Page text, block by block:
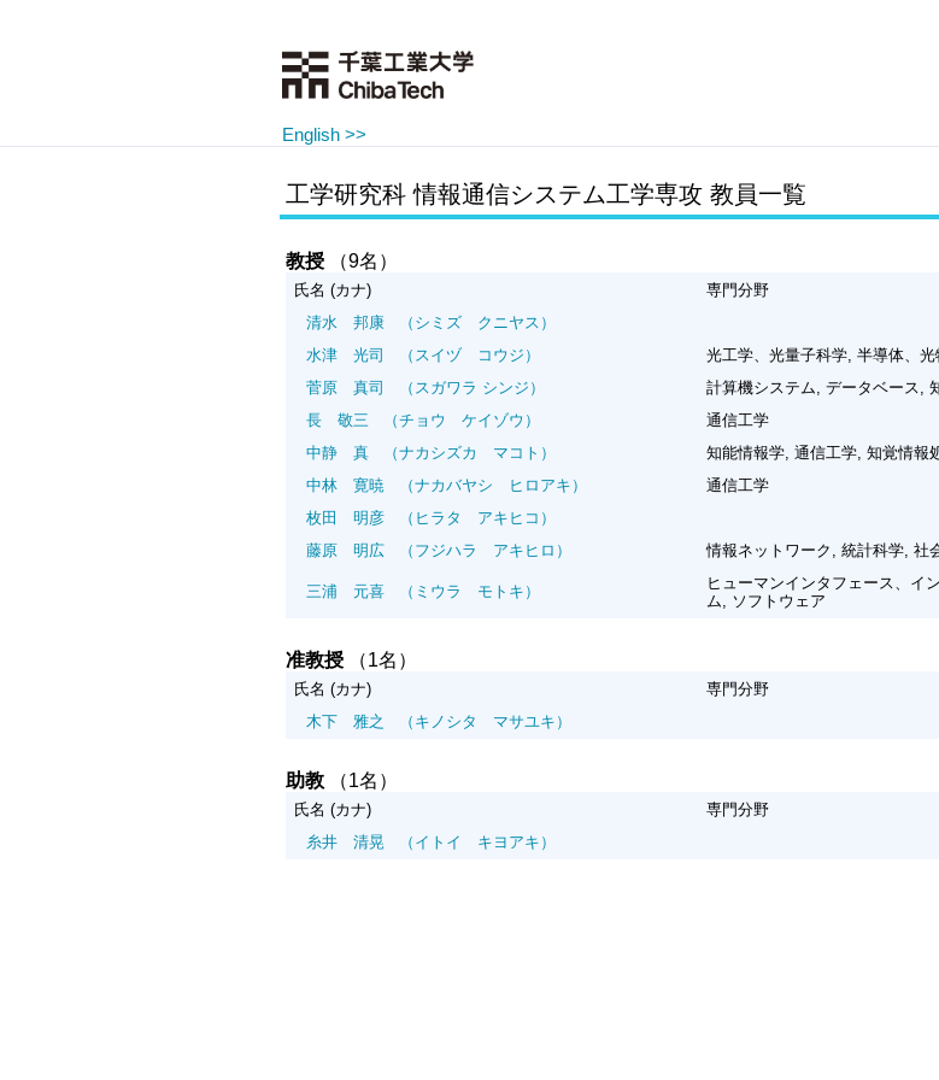
English >>
工学研究科 情報通信システム工学専攻 教員一覧
教授 （9名）
氏名 (カナ)
専門分野
清水 邦康
（シミズ クニヤス）
水津 光司
（スイヅ コウジ）
光工学、光量子科学, 半導体、
菅原 真司
（スガワラ シンジ）
計算機システム, データベース,
長 敬三
（チョウ ケイゾウ）
通信工学
中静 真
（ナカシズカ マコト）
知能情報学, 通信工学, 知覚情報
中林 寛暁
（ナカバヤシ ヒロアキ）
通信工学
枚田 明彦
（ヒラタ アキヒコ）
藤原 明広
（フジハラ アキヒロ） 情報ネットワーク, 統計科学, 社
三浦 元喜 （ミウラ モトキ）
ヒューマンインタフェース、イ
ム, ソフトウェア
准教授 （1名）
氏名 (カナ)
専門分野
木下 雅之
（キノシタ マサユキ）
助教 （1名）
氏名 (カナ)
専門分野
糸井 清晃
（イトイ キヨアキ）